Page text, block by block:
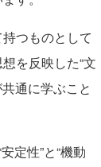
つものとして
を反映した“文
通に学ぶこと
定性”と“機動